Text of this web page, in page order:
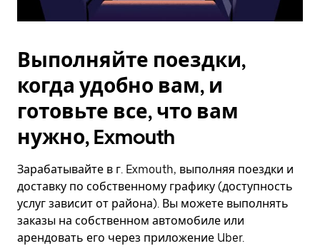
Выполняйте поездки,
когда удобно вам, и
готовьте все, что вам
нужно, Exmouth
Зарабатывайте в г. Exmouth, выполняя поездки и
доставку по собственному графику (доступность
услуг зависит от района). Вы можете выполнять
заказы на собственном автомобиле или
арендовать его через приложение Uber.